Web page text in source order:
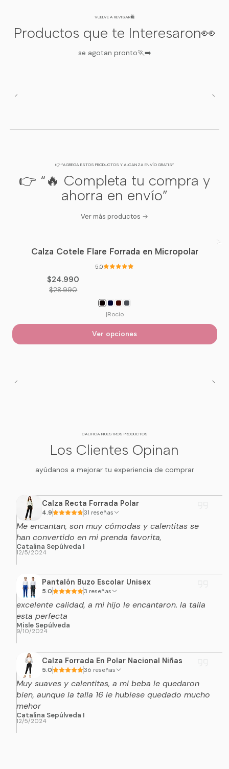
VUELVE A REVISAR🛍️
Productos que te Interesaron👀
se agotan pronto🏃‍➡️
👉 “AGREGA ESTOS PRODUCTOS Y ALCANZA ENVÍO GRATIS”
👉 “🔥 Completa tu compra y
ahorra en envío”
Ver más productos
-14%OFF
Calza Cotele Flare Forrada en Micropolar
5.0
$24.990
$28.990
|Rocio
Ver opciones
CALIFICA NUESTROS PRODUCTOS
Los Clientes Opinan
ayúdanos a mejorar tu experiencia de comprar
Calza Recta Forrada Polar
4.9 31 reseñas
Me encantan, son muy cómodas y calentitas se
han convertido en mi prenda favorita,
Catalina Sepúlveda I
12/5/2024
Pantalón Buzo Escolar Unisex
5.0 3 reseñas
excelente calidad, a mi hijo le encantaron. la talla
esta perfecta
Misle Sepúlveda
9/10/2024
Calza Forrada En Polar Nacional Niñas
5.0 36 reseñas
Muy suaves y calentitas, a mi beba le quedaron
bien, aunque la talla 16 le hubiese quedado mucho
mehor
Catalina Sepúlveda I
12/5/2024